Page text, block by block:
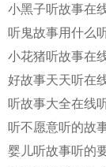
小黑子听故事在
听鬼故事用什么
小花猪听故事在
好故事天天听在
听故事大全在线
听不愿意听的故
婴儿听故事听的